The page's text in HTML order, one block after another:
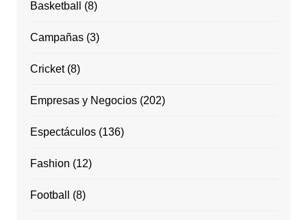
Basketball (8)
Campañas(3)
Cricket(8)
Empresas y Negocios(202)
Espectáculos(136)
Fashion (12)
Football (8)